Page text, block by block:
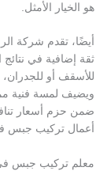
هو الخيار الأمثل.
أيضًا، تقدم شركة
ثقة إضافية في
للأسقف أو للجدران،
ويضيف لمسة فنية
ضمن حزم أسعار
أعمال تركيب جبس
معلم تركيب جبس في